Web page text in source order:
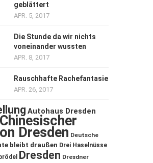
geblättert
APR. 5, 2017
Die Stunde da wir nichts
voneinander wussten
APR. 8, 2017
Rauschhafte Rachefantasie
APR. 26, 2017
Autohaus Dresden
Chinesischer
Dresden Deutsche
bleibt draußen Drei Haselnüsse
Dresden Dresdner